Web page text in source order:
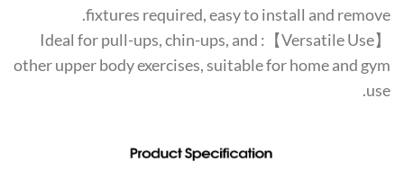
fixtures required, easy to install and remove.
【Versatile Use】: Ideal for pull-ups, chin-ups, and
other upper body exercises, suitable for home and gym
use.